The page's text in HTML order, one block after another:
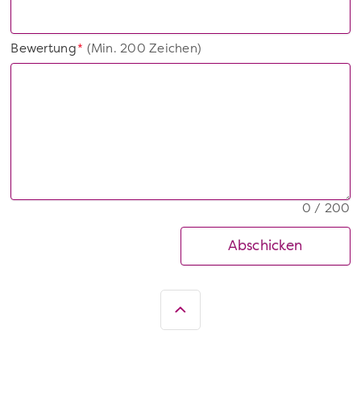
*
Bewertung(Min. 200 Zeichen)
0 / 200
Abschicken